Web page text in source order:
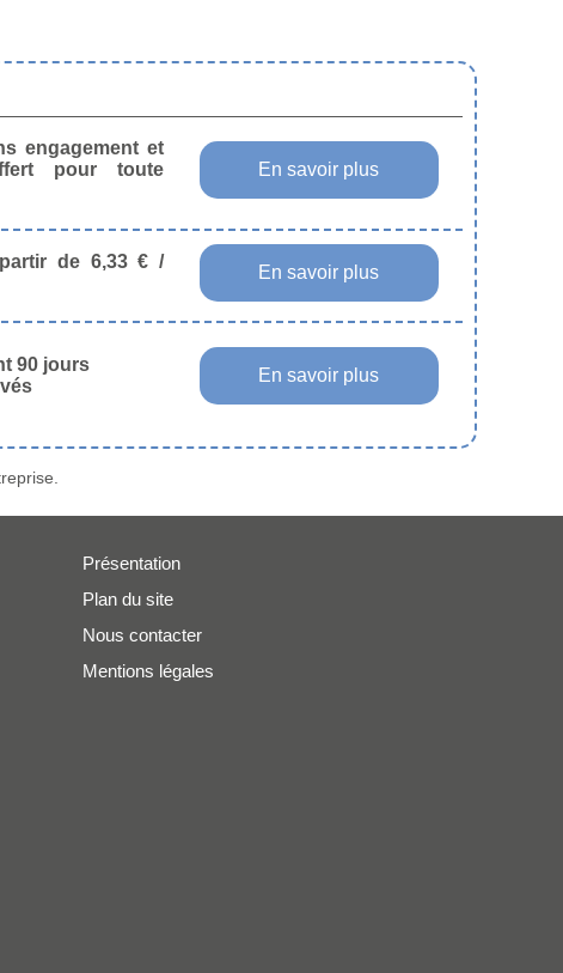
engagement et
pour toute
En savoir plus
de 6,33 € /
En savoir plus
90 jours
En savoir plus
Présentation
Plan du site
Nous contacter
Mentions légales